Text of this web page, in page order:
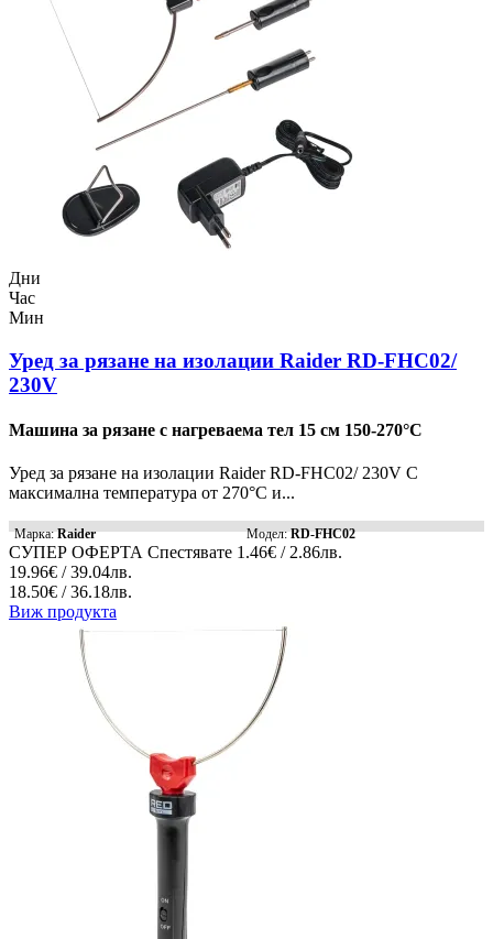
Дни
Час
Мин
Уред за рязане на изолации Raider RD-FHC02/
230V
Машина за рязане с нагреваема тел 15 см 150-270°C
Уред за рязане на изолации Raider RD-FHC02/ 230V С
максимална температура от 270°C и...
Марка:Raider Модел:RD-FHC02
СУПЕР ОФЕРТА Спестявате 1.46€ / 2.86лв.
19.96€ / 39.04лв.
18.50€ / 36.18лв.
Виж продукта